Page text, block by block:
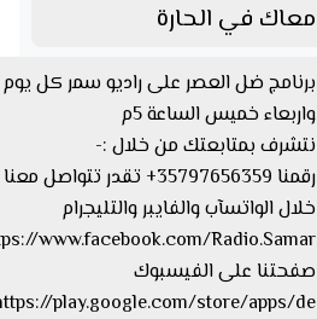
معاك في الحارة
برنامج ضل العصر على راديو سمر كل يوم
واربعاء خميس الساعة 5م
نتشرف بمتابعتك من خلال :-
رقمنا 35797656359+ تقدر تتواصل
خلال الواتسآب والفايبر والتليجرام
صفحتنا على الفيسبوك